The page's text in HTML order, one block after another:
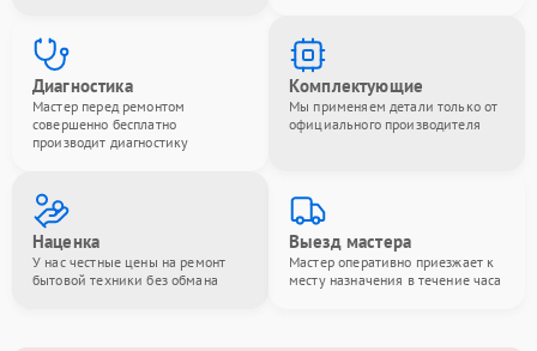
Диагностика
Мастер перед ремонтом
совершенно бесплатно
производит диагностику
Комплектующие
Мы применяем детали только от
официального производителя
Наценка
У нас честные цены на ремонт
бытовой техники без обмана
Выезд мастера
Мастер оперативно приезжает к
месту назначения в течение часа